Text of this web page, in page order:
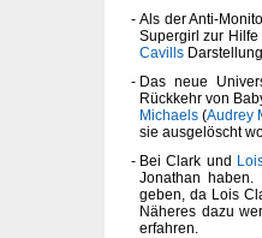
Als der Anti-
Supergirl zur
Cavills
Das neue
Rückkehr von
Michaels(Audrey
sie ausgelöscht
Bei Clark und
Jonathan
geben, da Lois
Näheres dazu
erfahren.